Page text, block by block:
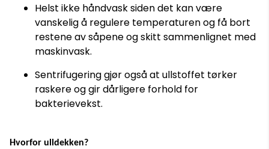
Helst ikke håndvask siden det kan være
vanskelig å regulere temperaturen og få bort
restene av såpene og skitt sammenlignet med
maskinvask.
Sentrifugering gjør også at ullstoffet tørker
raskere og gir dårligere forhold for
bakterievekst.
Hvorfor ulldekken?